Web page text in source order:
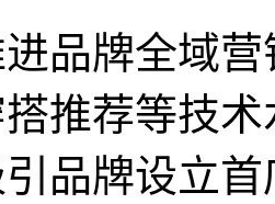
牌全域营
推荐等技
品牌设立